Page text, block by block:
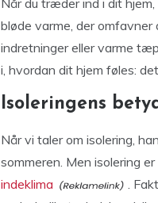
Når du træder ind i dit
bløde varme, der omfavner
indretninger eller varme
i, hvordan dit hjem føles:
Isoleringens
Når vi taler om isolering,
sommeren. Men isolering
indeklima
.